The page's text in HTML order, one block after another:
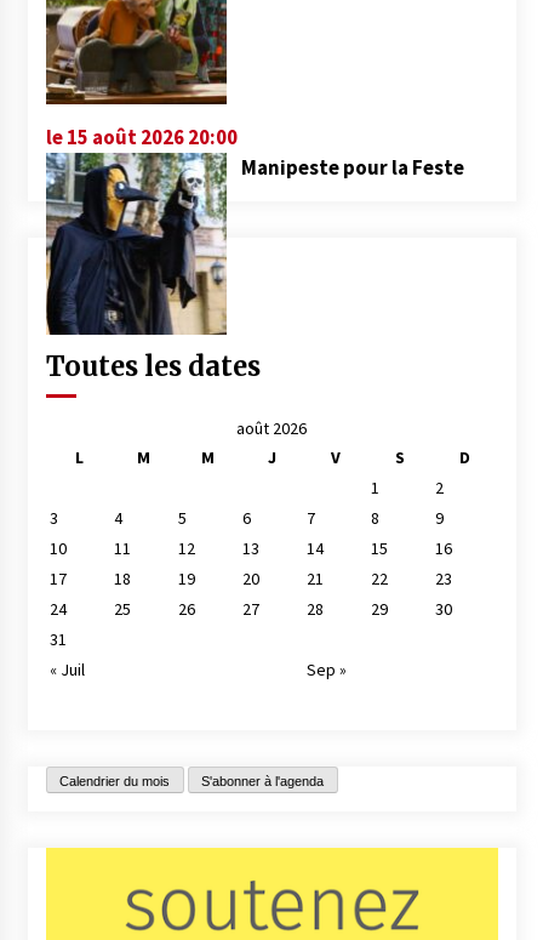
le 15 août 2026 20:00
Manipeste pour la Feste
Toutes les dates
août 2026
L
M M J V S
D
1
2
3
4 5 6 7 8
9
10
11 12 13 14 15
16
17
18 19 20 21 22
23
24
25 26 27 28 29
30
31
« Juil
Sep »
Calendrier du mois S'abonner à l'agenda